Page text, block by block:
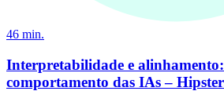
46 min.
Interpretabilidade e
comportamento das IAs –